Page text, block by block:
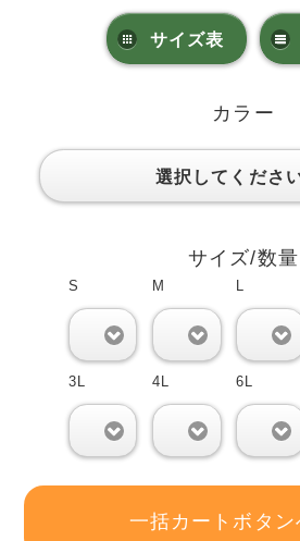
サイズ表
カラー
選択してくださ
サイズ/数量
S M L
3L 4L 6L
一括カートボタン